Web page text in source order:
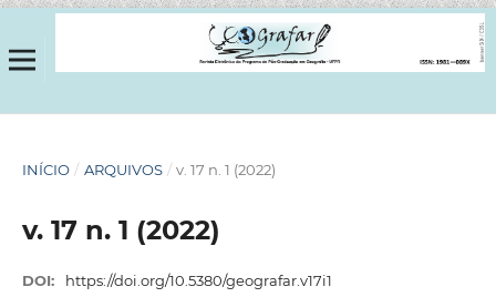
INÍCIO / ARQUIVOS / v. 17 n. 1 (2022)
v. 17 n. 1 (2022)
DOI: https://doi.org/10.5380/geografar.v17i1